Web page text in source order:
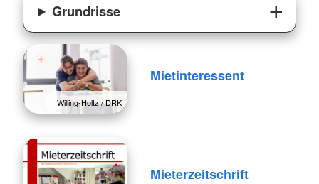
Grundrisse
Willing-Holtz / DRK
Mietinteressent
Mieterzeitschrift